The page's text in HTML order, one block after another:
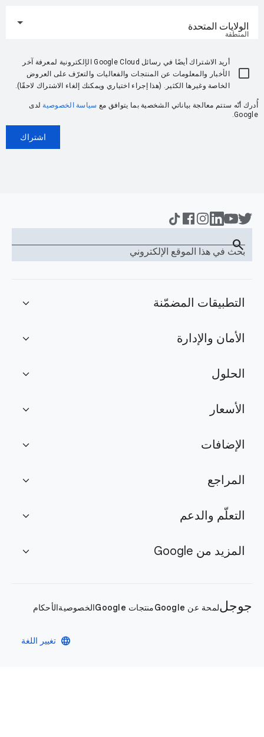
المنطقة
الولايات المتحدة
أريد الاشتراك أيضًا في رسائل Google Cloud الإلكترونية لمعرفة آخر
الأخبار والمعلومات عن المنتجات والفعاليات والتعرّف على العروض
الخاصة وغيرها الكثير. (هذا إجراء اختياري ويمكنك إلغاء الاشتراك لاحقًا).
أُدرك أنّه ستتم معالجة بياناتي الشخصية بما يتوافق مع سياسة الخصوصية لدى
Google.
اشتراك
بحث في هذا الموقع الإلكتروني
search
التطبيقات المضمّنة expand_more
الأمان والإدارة expand_more
الحلول expand_more
الأسعار expand_more
الإضافات expand_more
المراجع expand_more
التعلّم والدعم expand_more
المزيد من Google expand_more
جوجللمحة عن Google منتجات Google الخصوصيةالأحكام
language تغيير اللغة